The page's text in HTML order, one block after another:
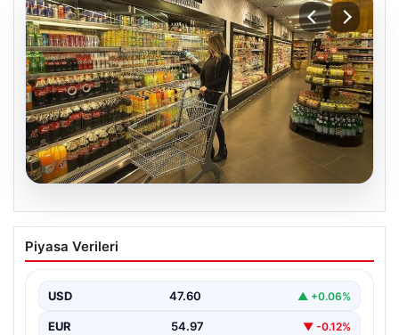
05.08.2026
Enflasyon verileri ne zaman
açıklanacak? 2026 TÜİK mart ayı
Piyasa Verileri
USD 47.60 ▲ +0.06%
EUR 54.97 ▼ -0.12%